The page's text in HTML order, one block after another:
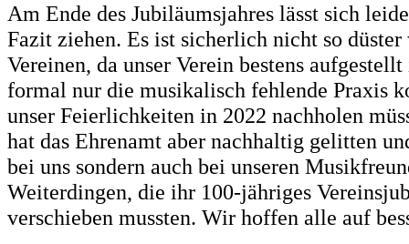
Am Ende des Jubiläumsjahres lässt sich
Fazit ziehen. Es ist sicherlich nicht so düster
Vereinen, da unser Verein bestens
formal nur die musikalisch fehlende Praxis
unser Feierlichkeiten in 2022 nachholen
hat das Ehrenamt aber nachhaltig gelitten
bei uns sondern auch bei unseren
Weiterdingen, die ihr 100-jähriges
verschieben mussten. Wir hoffen alle auf